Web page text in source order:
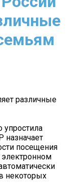
различные
назначает
посещения
некоторых